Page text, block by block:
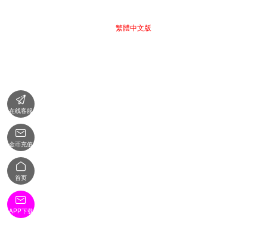
繁體中文版

在线客服

金币充值

首页

APP下载